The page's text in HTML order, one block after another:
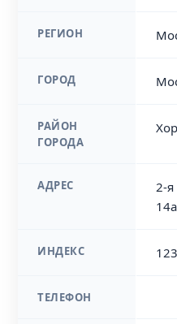
РЕГИОН
ГОРОД
РАЙОН
ГОРОДА
АДРЕС
2-
ИНДЕКС
ТЕЛЕФОН